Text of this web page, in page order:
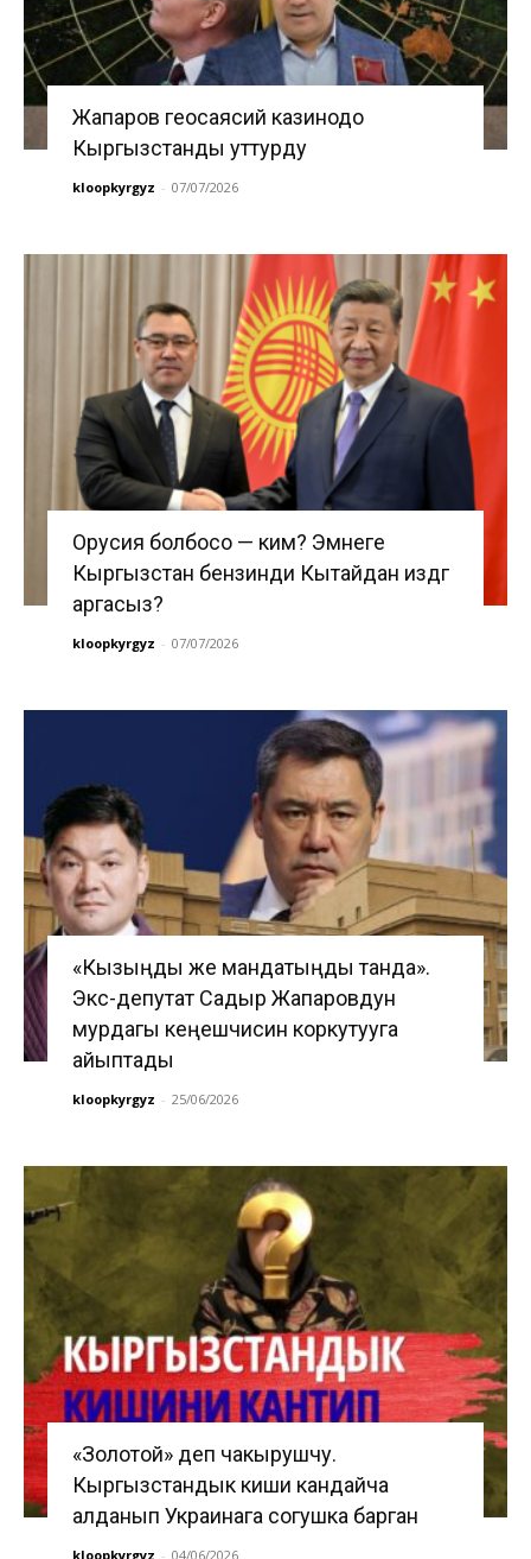
Жапаров геосаясий казинодо
Кыргызстанды уттурду
kloopkyrgyz - 07/07/2026
Орусия болбосо — ким? Эмнеге
Кыргызстан бензинди Кытайдан издөөгө
аргасыз?
kloopkyrgyz - 07/07/2026
«Кызыңды же мандатыңды танда».
Экс-депутат Садыр Жапаровдун
мурдагы кеңешчисин коркутууга
айыптады
kloopkyrgyz - 25/06/2026
«Золотой» деп чакырушчу.
Кыргызстандык киши кандайча
алданып Украинага согушка барган
kloopkyrgyz - 04/06/2026